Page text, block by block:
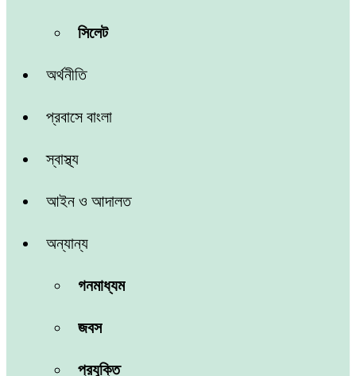
সিলেট
অর্থনীতি
প্রবাসে বাংলা
স্বাস্থ্য
আইন ও আদালত
অন্যান্য
গনমাধ্যম
জবস
প্রযুক্তি